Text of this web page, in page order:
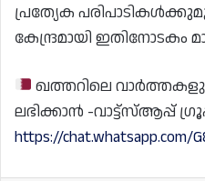
പ്രത്യേക
കേന്ദ്രമായി ഇതിനോടകം
ഖത്തറിലെ
ലഭിക്കാൻ -വാട്ട്സ്ആപ്പ്
https://chat.whatsapp.com/